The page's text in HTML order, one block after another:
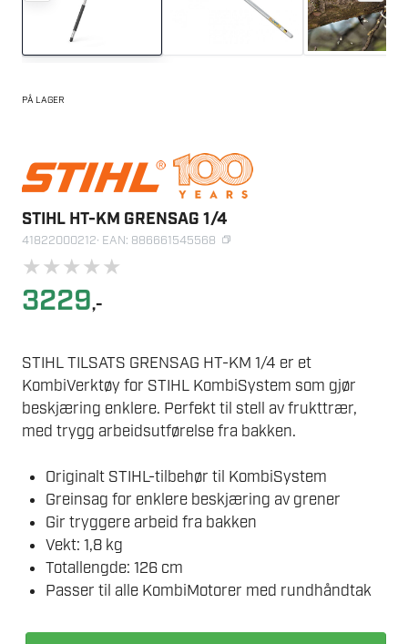
PÅ LAGER
STIHL HT-KM GRENSAG 1/4
41822000212· EAN: 886661545568
★★★★★
3229,-
STIHL TILSATS GRENSAG HT-KM 1/4 er et
KombiVerktøy for STIHL KombiSystem som gjør
beskjæring enklere. Perfekt til stell av frukttrær,
med trygg arbeidsutførelse fra bakken.
Originalt STIHL-tilbehør til KombiSystem
Greinsag for enklere beskjæring av grener
Gir tryggere arbeid fra bakken
Vekt: 1,8 kg
Totallengde: 126 cm
Passer til alle KombiMotorer med rundhåndtak